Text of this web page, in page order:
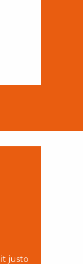
justo